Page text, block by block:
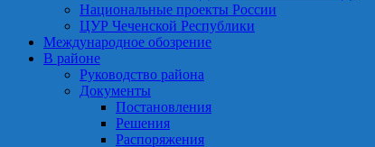
Национальные проекты России
ЦУР Чеченской Республики
Международное обозрение
В районе
Руководство района
Документы
Постановления
Решения
Распоряжения